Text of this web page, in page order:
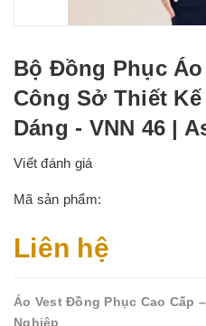
Bộ Đồng Phục
Công Sở Thiết
Dáng - VNN 46 |
Viết đánh giá
Mã sản phẩm:
Liên hệ
Áo Vest Đồng Phục Cao Cấp
Nghiệp